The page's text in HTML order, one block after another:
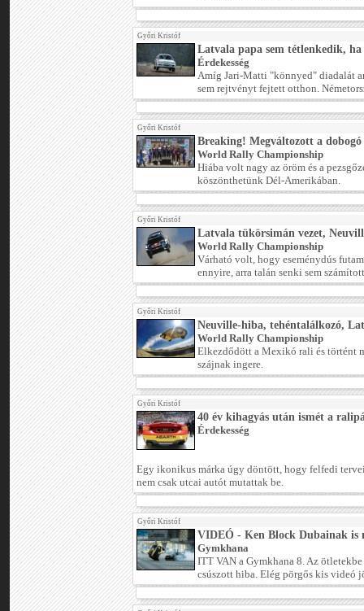
Győri Kristóf
Latvala papa sem tétlenkedik, ha
Érdekesség
Amíg Jari-Matti "könnyed" diadalát
sem rejtvényt fejtett otthon.
Győri Kristóf
Breaking! Megváltozott a
World Rally Championship
Hiába volt nagy az öröm és a
köszönthetünk Dél-Amerikában.
Győri Kristóf
Latvala tükörsimán vezet,
World Rally Championship
Várható volt, hogy eseménydús
ennyire, arra talán senki sem
Győri Kristóf
Neuville-hiba, tehéntalálkozó,
World Rally Championship
Elkezdődött a Mexikó rali és történt
szájnak ingere.
Győri Kristóf
40 év kihagyás után ismét a
Érdekesség
Egy ikonikus márka úgy döntött, hogy felfedi
nem csak utcai autót mutattak be.
Győri Kristóf
VIDEÓ - Ken Block Dubainak is
Gymkhana
ITT VAN a Gymkhana 8. Az
csúszott hiba. Elég pörgős kis videó